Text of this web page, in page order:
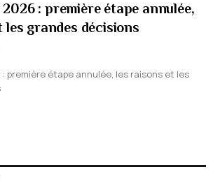
2026 : première étape annulée,
les grandes décisions
: première étape annulée, les raisons et les